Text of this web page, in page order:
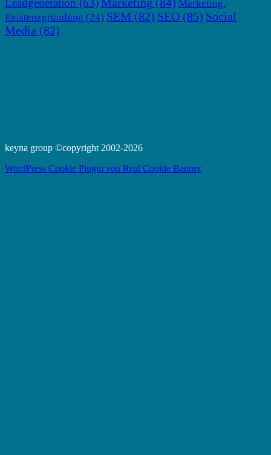
Leadgeneration (63)
Marketing.
Existenzgründung (24) SEM (82) SEO (85) Social
Media (82)
keyna group ©copyright 2002-2026
WordPress Cookie Plugin von Real Cookie Banner